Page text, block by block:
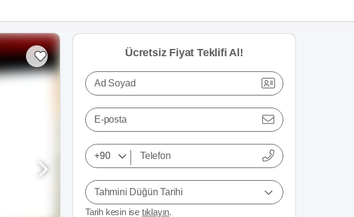
Ücretsiz Fiyat Teklifi Al!
Ad Soyad
E-posta
Tahmini Düğün Tarihi
Tarih kesin ise tıklayın.